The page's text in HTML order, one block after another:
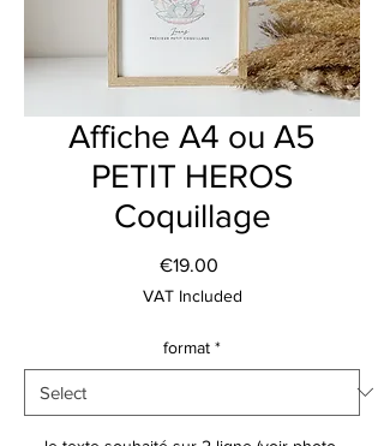
Affiche A4 ou A5
PETIT HEROS
Coquillage
€19.00
VAT Included
format *